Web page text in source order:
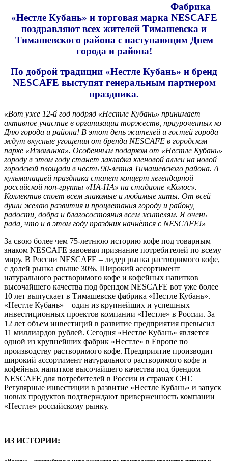
Фабрика
«Нестле Кубань» и торговая марка NESCAFE
поздравляют всех жителей Тимашевска и
Тимашевского района с наступающим Днем
города и района!
По доброй традиции «Нестле Кубань» и бренд
NESCAFE выступят генеральным партнером
праздника.
«Вот уже 12-й год подряд «Нестле Кубань» принимает
активное участие в организации торжеств, приуроченных ко
Дню города и района! В этот день жителей и гостей города
ждут вкусные угощения от бренда NESCAFE в городском
парке «Изюминка». Особенным подарком от «Нестле Кубань»
городу в этом году станет закладка кленовой аллеи на новой
городской площади в честь 90-летия Тимашевского района. А
кульминацией праздника станет концерт легендарной
российской поп-группы «НА-НА» на стадионе «Колос».
Коллектив споет всем знакомые и любимые хиты. От всей
души желаю развития и процветания городу и району,
радости, добра и благосостояния всем жителям. Я очень
рада, что и в этом году праздник начнётся с NESCAFE!»
За свою более чем 75-летнюю историю кофе под товарным
знаком NESCAFE завоевал признание потребителей по всему
миру. В России NESCAFE – лидер рынка растворимого кофе,
с долей рынка свыше 30%. Широкий ассортимент
натурального растворимого кофе и кофейных напитков
высочайшего качества под брендом NESCAFE вот уже более
10 лет выпускает в Тимашевске фабрика «Нестле Кубань».
«Нестле Кубань» – один из крупнейших и успешных
инвестиционных проектов компании «Нестле» в России. За
12 лет объем инвестиций в развитие предприятия превысил
11 миллиардов рублей. Сегодня «Нестле Кубань» является
одной из крупнейших фабрик «Нестле» в Европе по
производству растворимого кофе. Предприятие производит
широкий ассортимент натурального растворимого кофе и
кофейных напитков высочайшего качества под брендом
NESCAFE для потребителей в России и странах СНГ.
Регулярные инвестиции в развитие «Нестле Кубань» и запуск
новых продуктов подтверждают приверженность компании
«Нестле» российскому рынку.
ИЗ ИСТОРИИ: